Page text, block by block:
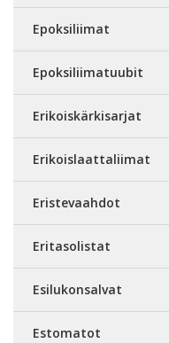
Epoksiliimat
Epoksiliimatuubit
Erikoiskärkisarjat
Erikoislaattaliimat
Eristevaahdot
Eritasolistat
Esilukonsalvat
Estomatot